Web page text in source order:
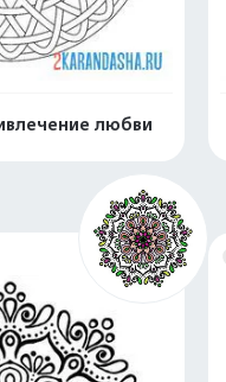
любви